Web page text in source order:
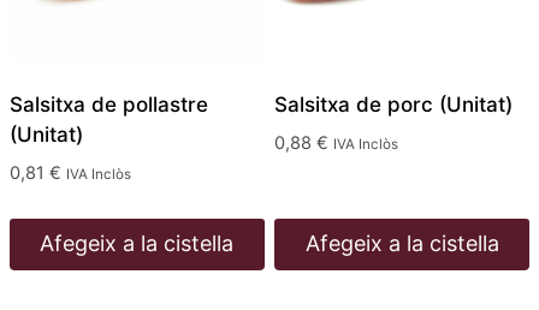
Salsitxa de pollastre
(Unitat)
0,81 € IVA Inclòs
Afegeix a la cistella
Salsitxa de porc (Unitat)
0,88 € IVA Inclòs
Afegeix a la cistella